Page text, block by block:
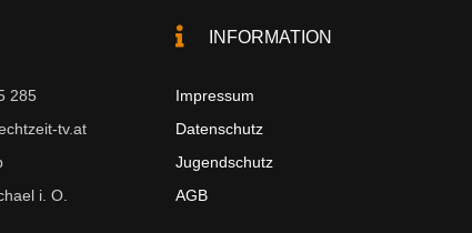
285
tv.at
i. O.
INFORMATION
Impressum
Datenschutz
Jugendschutz
AGB